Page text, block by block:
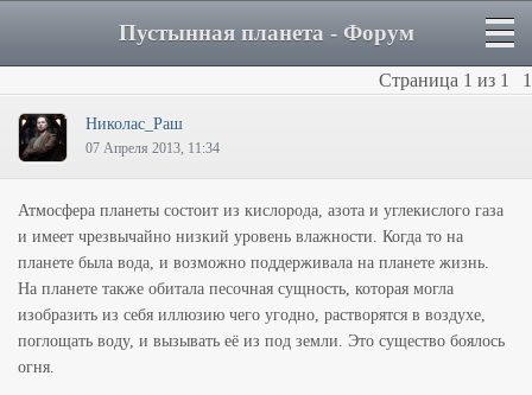
Пустынная планета - Форум
Страница 1 из 1 1
Hиколас_Раш
07 Апреля 2013, 11:34
Атмосфера планеты состоит из кислорода, азота и углекислого газа
и имеет чрезвычайно низкий уровень влажности. Когда то на
планете была вода, и возможно поддерживала на планете жизнь.
На планете также обитала песочная сущность, которая могла
изобразить из себя иллюзию чего угодно, растворятся в воздухе,
поглощать воду, и вызывать её из под земли. Это существо боялось
огня.